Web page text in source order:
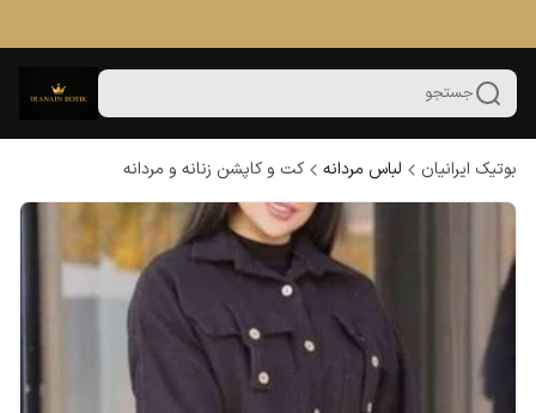
جستجو
بوتیک ایرانیان لباس مردانه کت و کاپشن زنانه و مردانه